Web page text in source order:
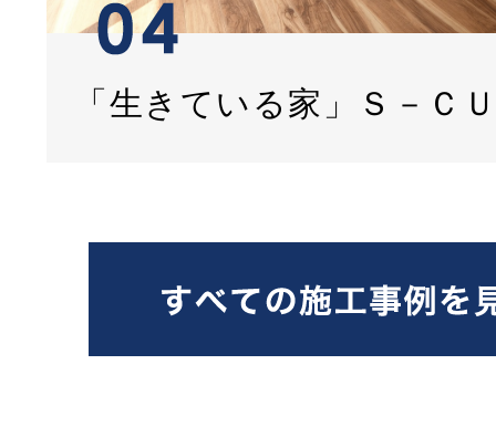
「生きている家」Ｓ－Ｃ